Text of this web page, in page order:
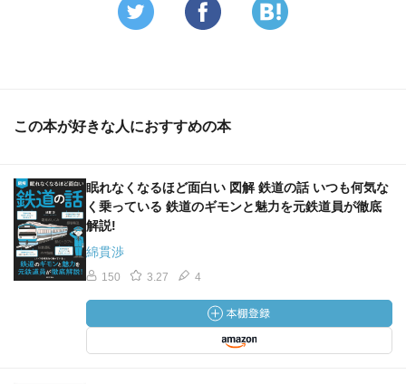
この本が好きな人におすすめの本
眠れなくなるほど面白い 図解 鉄道の話 いつも何気な
く乗っている 鉄道のギモンと魅力を元鉄道員が徹底
解説!
綿貫渉
150 3.27 4